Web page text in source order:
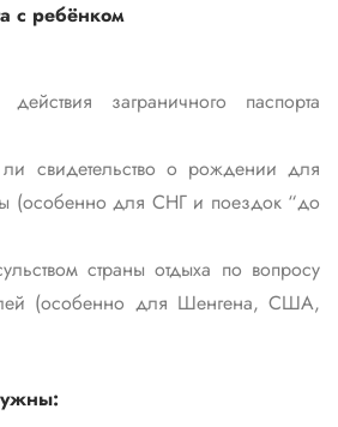
с ребёнком
заграничного паспорта
свидетельство о рождении для
(особенно для СНГ и поездок “до
страны отдыха по вопросу
(особенно для Шенгена, США,